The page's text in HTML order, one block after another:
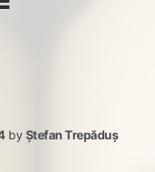
by Ștefan Trepăduș